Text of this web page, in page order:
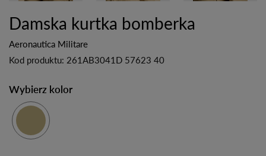
Damska kurtka bomberka
Aeronautica Militare
Kod produktu: 261AB3041D 57623 40
Wybierz kolor